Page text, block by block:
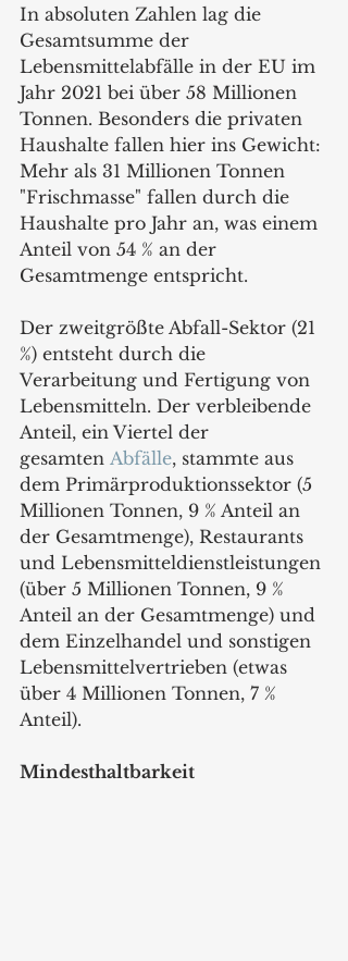
In absoluten Zahlen lag die
Gesamtsumme der
Lebensmittelabfälle in der EU im
Jahr 2021 bei über 58 Millionen
Tonnen. Besonders die privaten
Haushalte fallen hier ins Gewicht:
Mehr als 31 Millionen Tonnen
"Frischmasse" fallen durch die
Haushalte pro Jahr an, was einem
Anteil von 54 % an der
Gesamtmenge entspricht.
Der zweitgrößte Abfall-Sektor (21
%) entsteht durch die
Verarbeitung und Fertigung von
Lebensmitteln. Der verbleibende
Anteil, ein Viertel der
gesamten Abfälle, stammte aus
dem Primärproduktionssektor (5
Millionen Tonnen, 9 % Anteil an
der Gesamtmenge), Restaurants
und Lebensmitteldienstleistungen
(über 5 Millionen Tonnen, 9 %
Anteil an der Gesamtmenge) und
dem Einzelhandel und sonstigen
Lebensmittelvertrieben (etwas
über 4 Millionen Tonnen, 7 %
Anteil).
Mindesthaltbarkeit